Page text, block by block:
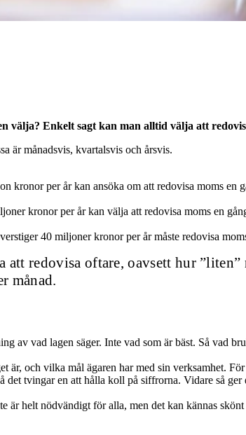
välja? Enkelt sagt kan man alltid välja att
är månadsvis, kvartalsvis och årsvis.
kronor per år kan ansöka om att redovisa moms en
kronor per år kan välja att redovisa moms en
40 miljoner kronor per år måste redovisa
redovisa oftare, oavsett hur
månad.
av vad lagen säger. Inte vad som är bäst. Så vad
är, och vilka mål ägaren har med sin verksamhet.
det tvingar en att hålla koll på siffrorna. Vidare så
är helt nödvändigt för alla, men det kan kännas